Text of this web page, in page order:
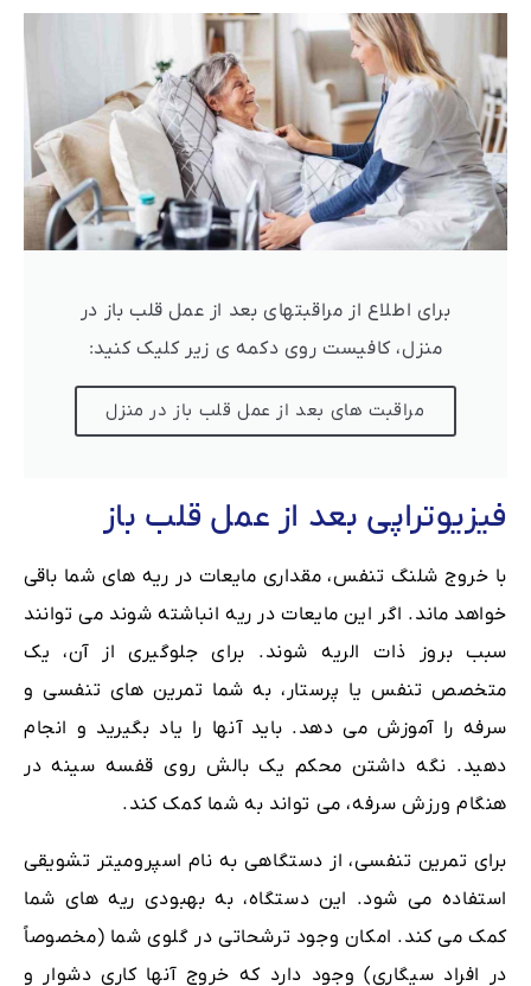
برای اطلاع از مراقبتهای بعد از عمل قلب باز در
منزل، کافیست روی دکمه ی زیر کلیک کنید:
مراقبت های بعد از عمل قلب باز در منزل
فیزیوتراپی بعد از عمل قلب باز
با خروج شلنگ تنفس، مقداری مایعات در ریه های شما باقی
خواهد ماند. اگر این مایعات در ریه انباشته شوند می توانند
سبب بروز ذات الریه شوند. برای جلوگیری از آن، یک
متخصص تنفس یا پرستار، به شما تمرین های تنفسی و
سرفه را آموزش می دهد. باید آنها را یاد بگیرید و انجام
دهید. نگه داشتن محکم یک بالش روی قفسه سینه در
هنگام ورزش سرفه، می تواند به شما کمک کند.
برای تمرین تنفسی، از دستگاهی به نام اسپرومیتر تشویقی
استفاده می شود. این دستگاه، به بهبودی ریه های شما
کمک می کند. امکان وجود ترشحاتی در گلوی شما (مخصوصاً
در افراد سیگاری) وجود دارد که خروج آنها کاری دشوار و